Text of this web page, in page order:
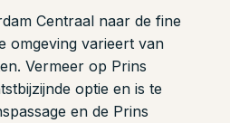
Centraal naar de fine
omgeving varieert van
Vermeer op Prins
optie en is te
en de Prins